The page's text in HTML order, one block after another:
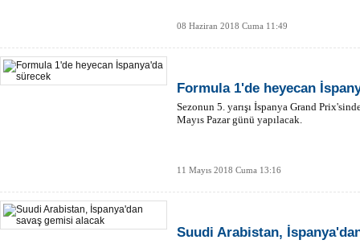
08 Haziran 2018 Cuma 11:49
Formula 1'de heyecan
Sezonun 5. yarışı İspanya Grand
Mayıs Pazar günü yapılacak.
11 Mayıs 2018 Cuma 13:16
Suudi Arabistan,